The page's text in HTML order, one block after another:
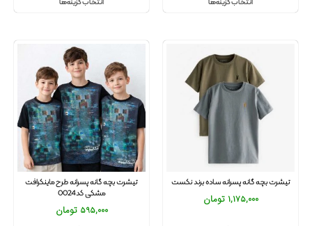
انتخاب گزینه‌ها انتخاب گزینه‌ها
تیشرت بچه گانه پسرانه ساده برند نکست
1,175,000 تومان
تیشرت بچه گانه پسرانه طرح ماینکرافت
مشکی کد0024
595,000 تومان